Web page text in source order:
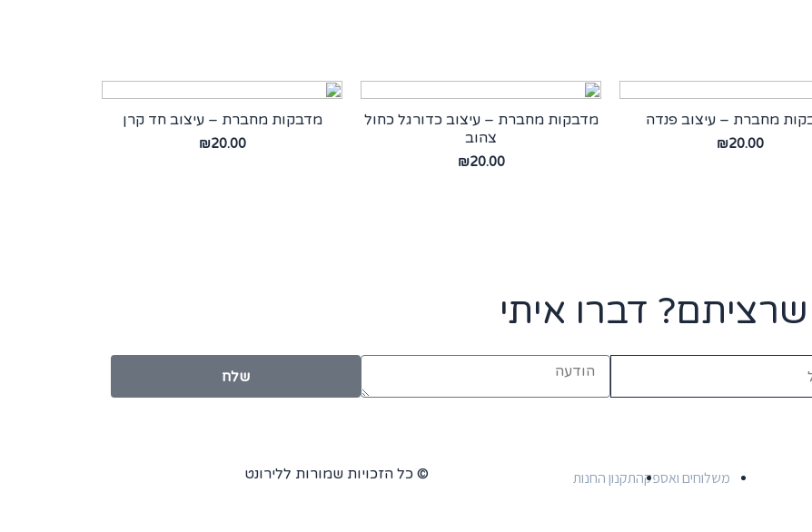
מחברת – עיצוב פנדה
₪20.00
מדבקות מחברת – עיצוב כדורגל כחול
צהוב
₪20.00
מדבקות מחברת – עיצוב חד קרן
₪20.00
דברו איתי
שלח
משלוחים ואספקהתקנון החנות © כל הזכויות שמורות ללירונט